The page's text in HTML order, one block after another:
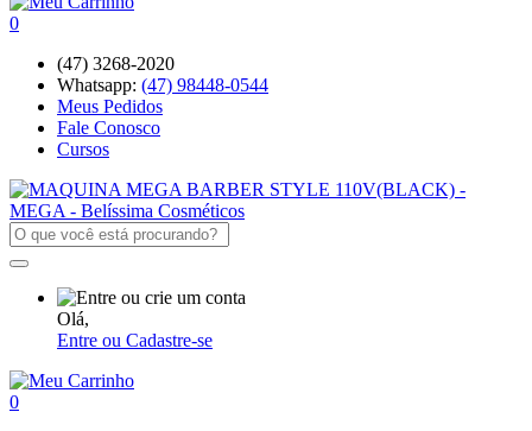
0
(47) 3268-2020
Whatsapp: (47) 98448-0544
Meus Pedidos
Fale Conosco
Cursos
Olá,
Entre ou Cadastre-se
0